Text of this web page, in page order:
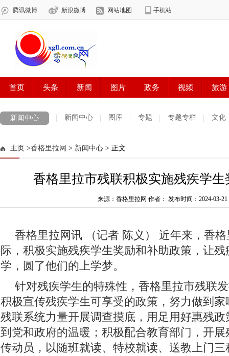
新闻中心 新闻中心 图库 专题 专题专栏 文化
法治迪庆
主页 >香格里拉网 > 新闻中心 > 正文
香格里拉市残联积极实施残疾学
来源：香格里拉网 作者： 发布时间：2024-03-21
香格里拉网讯 （记者 陈义）
近年来，香
际，积极实施残疾学生奖励和补助政策，让
学，圆了他们的上学梦。
针对残疾学生的特殊性，香格里拉市残联
积极宣传残疾学生可享受的政策，努力做到
残联系统力量开展调查摸底，用足用好惠残
到党和政府的温暖；积极配合教育部门，开
传动员，以随班就读、特校就读、送教上门